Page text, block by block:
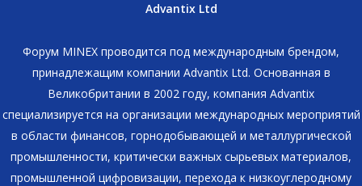
Advantix Ltd
Форум MINEX проводится под международным брендом,
принадлежащим компании Advantix Ltd. Основанная в
Великобритании в 2002 году, компания Advantix
специализируется на организации международных мероприятий
в области финансов, горнодобывающей и металлургической
промышленности, критически важных сырьевых материалов,
промышленной цифровизации, перехода к низкоуглеродному